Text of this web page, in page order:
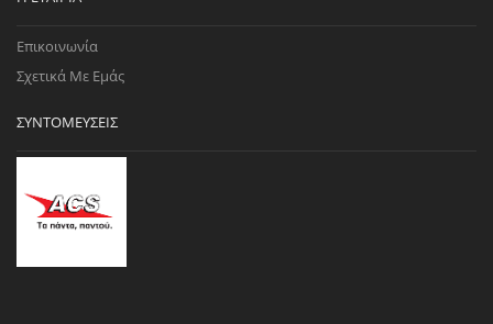
Επικοινωνία
Σχετικά Με Εμάς
ΣΥΝΤΟΜΕΎΣΕΙΣ